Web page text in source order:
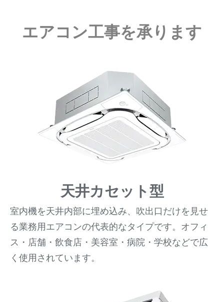
エアコン工事を承ります
天井カセット型
室内機を天井内部に埋め込み、吹出口だけを見せ
る業務用エアコンの代表的なタイプです。オフィ
ス・店舗・飲食店・美容室・病院・学校などで広
く使用されています。